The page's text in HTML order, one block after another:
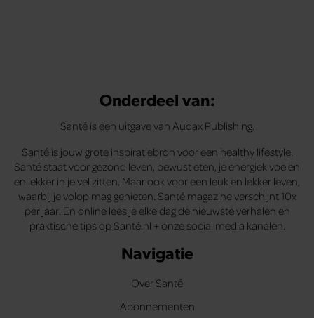
Onderdeel van:
Santé is een uitgave van Audax Publishing.
Santé is jouw grote inspiratiebron voor een healthy lifestyle.
Santé staat voor gezond leven, bewust eten, je energiek voelen
en lekker in je vel zitten. Maar ook voor een leuk en lekker leven,
waarbij je volop mag genieten. Santé magazine verschijnt 10x
per jaar. En online lees je elke dag de nieuwste verhalen en
praktische tips op Santé.nl + onze social media kanalen.
Navigatie
Over Santé
Abonnementen